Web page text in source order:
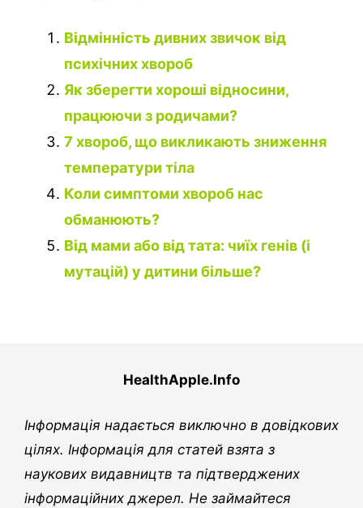
Відмінність дивних звичок від
психічних хвороб
Як зберегти хороші відносини,
працюючи з родичами?
7 хвороб, що викликають зниження
температури тіла
Коли симптоми хвороб нас
обманюють?
Від мами або від тата: чиїх генів (і
мутацій) у дитини більше?
HealthApple.Info
Інформація надається виключно в довідкових
цілях. Інформація для статей взята з
наукових видавництв та підтверджених
інформаційних джерел. Не займайтеся